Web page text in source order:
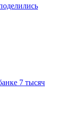
7 тысяч